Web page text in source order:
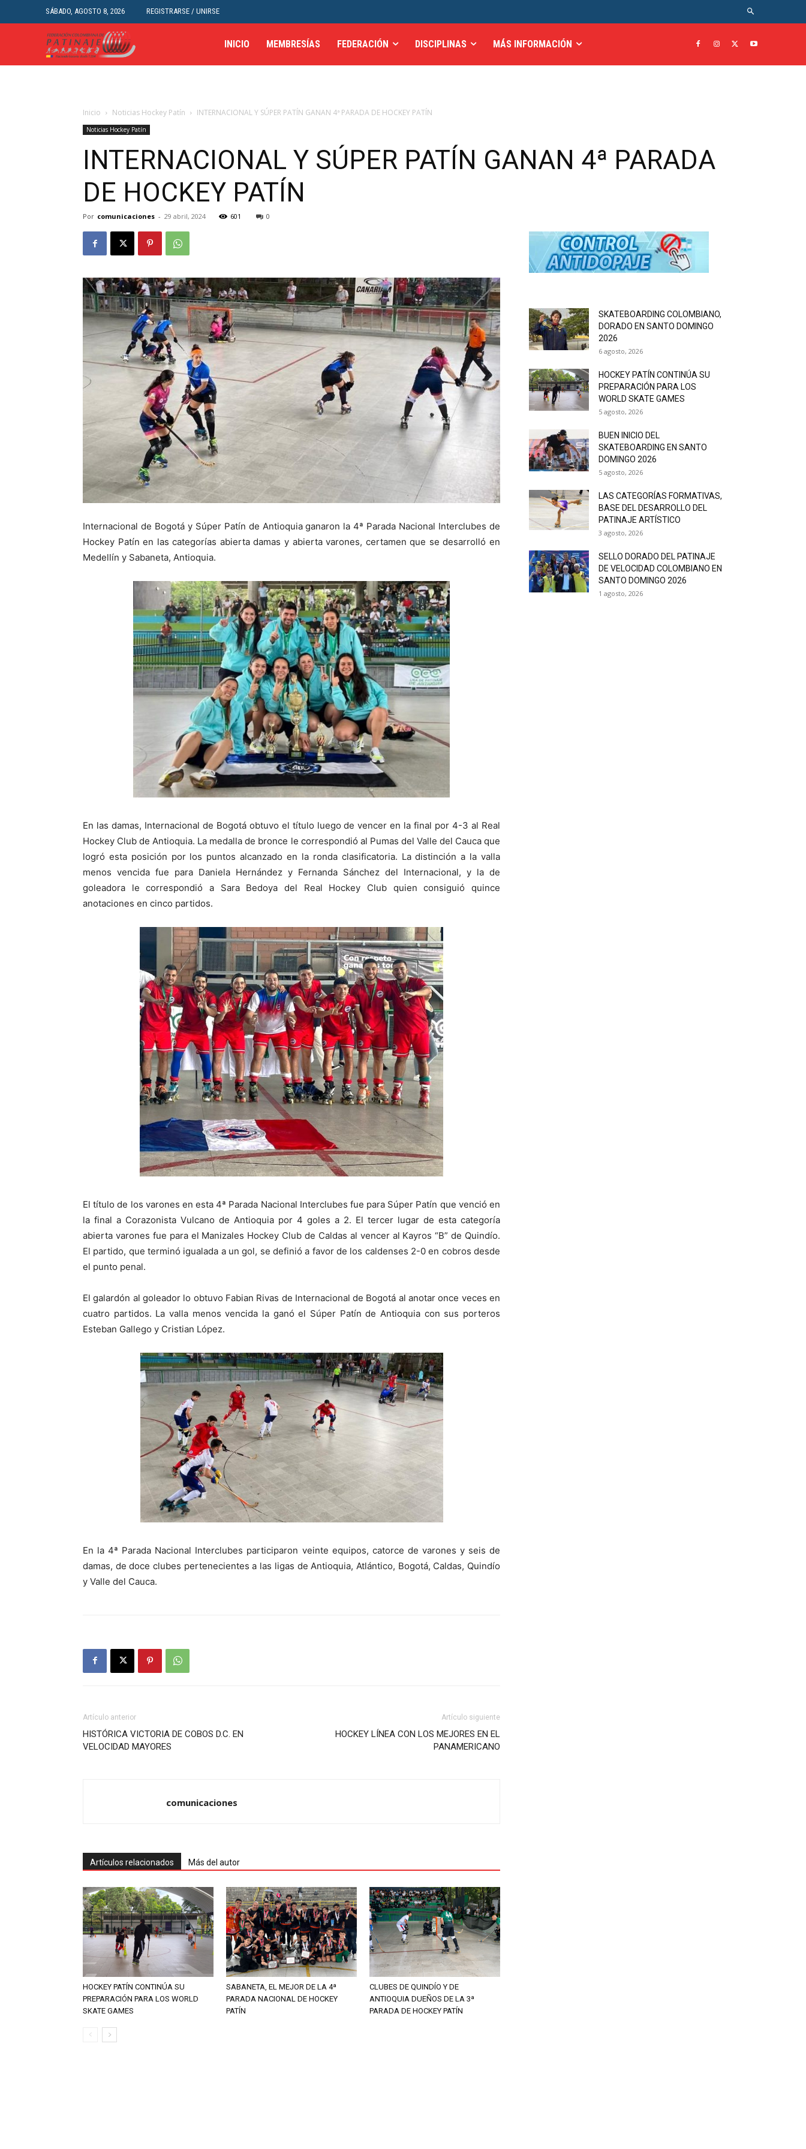
SÁBADO, AGOSTO 8, 2026 REGISTRARSE / UNIRSE
INICIO MEMBRESÍAS FEDERACIÓN DISCIPLINAS MÁS INFORMACIÓN
Inicio Noticias Hockey Patín INTERNACIONAL Y SÚPER PATÍN GANAN 4ª PARADA DE HOCKEY PATÍN
Noticias Hockey Patín
INTERNACIONAL Y SÚPER PATÍN GANAN 4ª PARADA
DE HOCKEY PATÍN
Por comunicaciones - 29 abril, 2024 601 0
Internacional de Bogotá y Súper Patín de Antioquia ganaron la 4ª Parada Nacional Interclubes de
Hockey Patín en las categorías abierta damas y abierta varones, certamen que se desarrolló en
Medellín y Sabaneta, Antioquia.
En las damas, Internacional de Bogotá obtuvo el título luego de vencer en la final por 4-3 al Real
Hockey Club de Antioquia. La medalla de bronce le correspondió al Pumas del Valle del Cauca que
logró esta posición por los puntos alcanzado en la ronda clasificatoria. La distinción a la valla
menos vencida fue para Daniela Hernández y Fernanda Sánchez del Internacional, y la de
goleadora le correspondió a Sara Bedoya del Real Hockey Club quien consiguió quince
anotaciones en cinco partidos.
El título de los varones en esta 4ª Parada Nacional Interclubes fue para Súper Patín que venció en
la final a Corazonista Vulcano de Antioquia por 4 goles a 2. El tercer lugar de esta categoría
abierta varones fue para el Manizales Hockey Club de Caldas al vencer al Kayros “B” de Quindío.
El partido, que terminó igualada a un gol, se definió a favor de los caldenses 2-0 en cobros desde
el punto penal.
El galardón al goleador lo obtuvo Fabian Rivas de Internacional de Bogotá al anotar once veces en
cuatro partidos. La valla menos vencida la ganó el Súper Patín de Antioquia con sus porteros
Esteban Gallego y Cristian López.
En la 4ª Parada Nacional Interclubes participaron veinte equipos, catorce de varones y seis de
damas, de doce clubes pertenecientes a las ligas de Antioquia, Atlántico, Bogotá, Caldas, Quindío
y Valle del Cauca.
Artículo anterior
HISTÓRICA VICTORIA DE COBOS D.C. EN
VELOCIDAD MAYORES
Artículo siguiente
HOCKEY LÍNEA CON LOS MEJORES EN EL
PANAMERICANO
comunicaciones
Artículos relacionados Más del autor
HOCKEY PATÍN CONTINÚA SU
PREPARACIÓN PARA LOS WORLD
SKATE GAMES
SABANETA, EL MEJOR DE LA 4ª
PARADA NACIONAL DE HOCKEY
PATÍN
CLUBES DE QUINDÍO Y DE
ANTIOQUIA DUEÑOS DE LA 3ª
PARADA DE HOCKEY PATÍN
SKATEBOARDING COLOMBIANO,
DORADO EN SANTO DOMINGO
2026
6 agosto, 2026
HOCKEY PATÍN CONTINÚA SU
PREPARACIÓN PARA LOS
WORLD SKATE GAMES
5 agosto, 2026
BUEN INICIO DEL
SKATEBOARDING EN SANTO
DOMINGO 2026
5 agosto, 2026
LAS CATEGORÍAS FORMATIVAS,
BASE DEL DESARROLLO DEL
PATINAJE ARTÍSTICO
3 agosto, 2026
SELLO DORADO DEL PATINAJE
DE VELOCIDAD COLOMBIANO EN
SANTO DOMINGO 2026
1 agosto, 2026